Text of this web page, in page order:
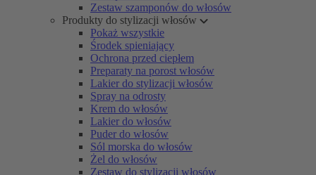
Zestaw szamponów do włosów
Produkty do stylizacji włosów
Pokaż wszystkie
Środek spieniający
Ochrona przed ciepłem
Preparaty na porost włosów
Lakier do stylizacji włosów
Spray na odrosty
Krem do włosów
Lakier do włosów
Puder do włosów
Sól morska do włosów
Żel do włosów
Zestaw do stylizacji włosów